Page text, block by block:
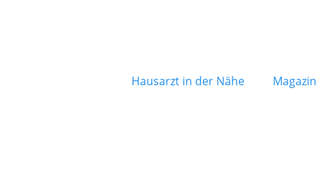
Hausarzt in der Nähe Magazin